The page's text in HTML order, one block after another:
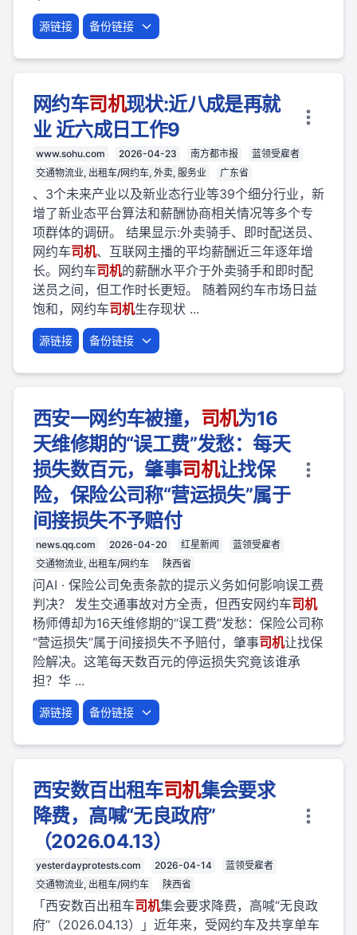
源链接 备份链接
网约车司机现状:近八成是再就
业 近六成日工作9
www.sohu.com 2026-04-23 南方都市报
蓝领受雇者
交通物流业, 出租车/网约车, 外卖, 服务业
广东省
、3个未来产业以及新业态行业等39个细分行业，新
增了新业态平台算法和薪酬协商相关情况等多个专
项群体的调研。 结果显示:外卖骑手、即时配送员、
网约车司机、互联网主播的平均薪酬近三年逐年增
长。网约车司机的薪酬水平介于外卖骑手和即时配
送员之间，但工作时长更短。 随着网约车市场日益
饱和，网约车司机生存现状 ...
源链接 备份链接
西安一网约车被撞， 司机为16
天维修期的“误工费”发愁：每天
损失数百元，肇事司机让找保
险，保险公司称“营运损失”属于
间接损失不予赔付
news.qq.com 2026-04-20 红星新闻
蓝领受雇者
交通物流业, 出租车/网约车
陕西省
问AI · 保险公司免责条款的提示义务如何影响误工费
判决？ 发生交通事故对方全责，但西安网约车司机
杨师傅却为16天维修期的“误工费”发愁：保险公司称
“营运损失”属于间接损失不予赔付，肇事司机让找保
险解决。这笔每天数百元的停运损失究竟该谁承
担？华 ...
源链接 备份链接
西安数百出租车司机集会要求
降费，高喊“无良政府”
（2026.04.13）
yesterdayprotests.com 2026-04-14
蓝领受雇者
交通物流业, 出租车/网约车
陕西省
「西安数百出租车司机集会要求降费，高喊“无良政
府”（2026.04.13）」近年来，受网约车及共享单车